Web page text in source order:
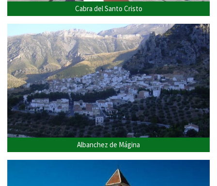
Cabra del Santo Cristo
Albanchez de Mágina